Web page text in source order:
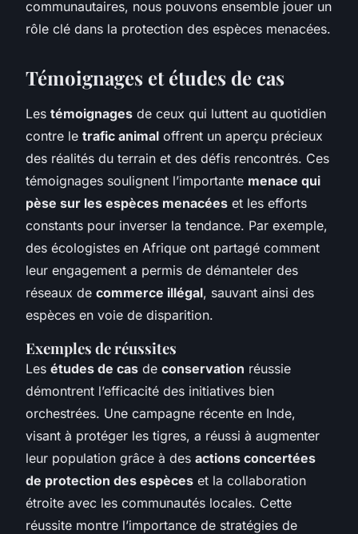
communautaires, nous pouvons ensemble jouer un
rôle clé dans la protection des espèces menacées.
Témoignages et études de cas
Les témoignages de ceux qui luttent au quotidien
contre le trafic animal offrent un aperçu précieux
des réalités du terrain et des défis rencontrés. Ces
témoignages soulignent l’importante menace qui
pèse sur les espèces menacées et les efforts
constants pour inverser la tendance. Par exemple,
des écologistes en Afrique ont partagé comment
leur engagement a permis de démanteler des
réseaux de commerce illégal, sauvant ainsi des
espèces en voie de disparition.
Exemples de réussites
Les études de cas de conservation réussie
démontrent l’efficacité des initiatives bien
orchestrées. Une campagne récente en Inde,
visant à protéger les tigres, a réussi à augmenter
leur population grâce à des actions concertées
de protection des espèces et la collaboration
étroite avec les communautés locales. Cette
réussite montre l’importance de stratégies de